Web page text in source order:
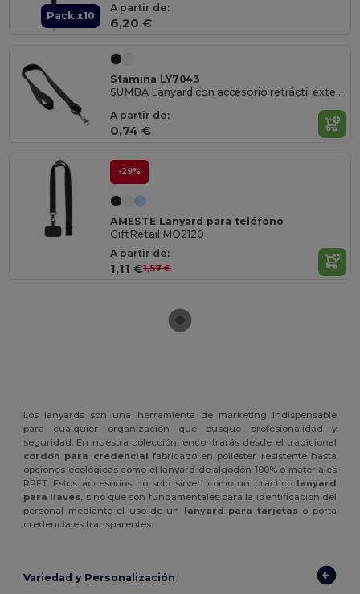
Pack x10
A partir de:
6,20 €
Stamina LY7043
SUMBA Lanyard con accesorio retráctil extensible
A partir de:
0,74 €
-29%
AMESTE Lanyard para teléfono
GiftRetail MO2120
A partir de:
1,11 €1,57 €
Los lanyards son una herramienta de marketing indispensable
para cualquier organización que busque profesionalidad y
seguridad. En nuestra colección, encontrarás desde el tradicional
cordón para credencial fabricado en poliéster resistente hasta
opciones ecológicas como el lanyard de algodón 100% o materiales
RPET. Estos accesorios no solo sirven como un práctico lanyard
para llaves, sino que son fundamentales para la identificación del
personal mediante el uso de un lanyard para tarjetaso porta
credenciales transparentes.
Variedad y Personalización